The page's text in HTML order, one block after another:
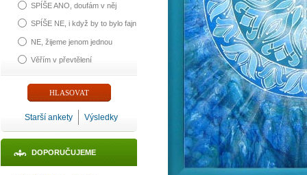
SPÍŠE ANO, doufám v něj
SPÍŠE NE, i když by to bylo fajn
NE, žijeme jenom jednou
Věřím v převtělení
Starší ankety Výsledky
DOPORUČUJEME